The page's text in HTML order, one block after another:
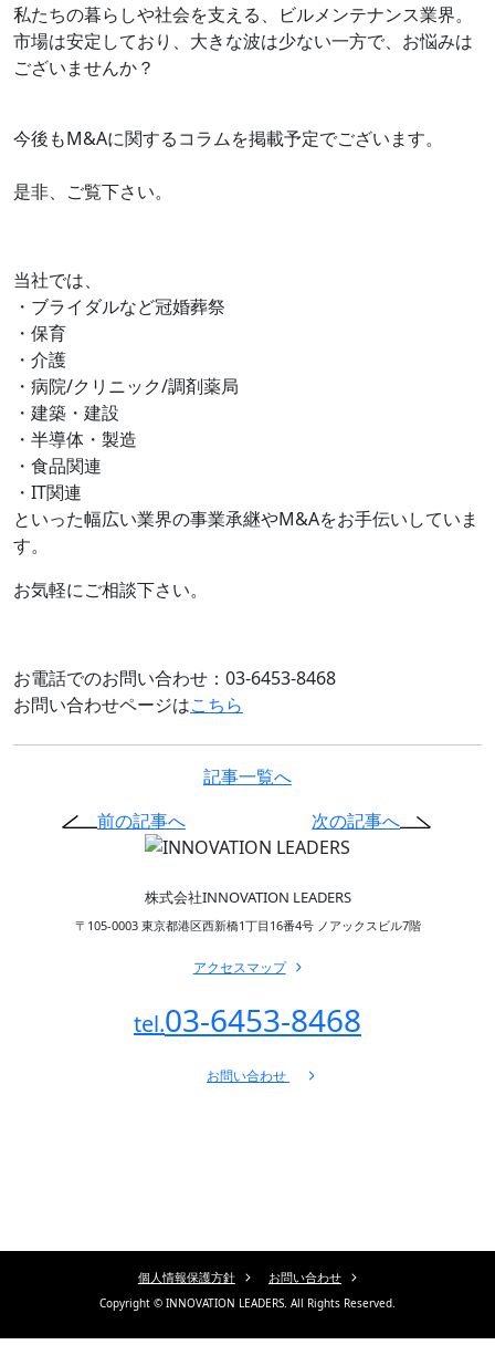
私たちの暮らしや社会を支える、ビルメンテナンス業界。
市場は安定しており、大きな波は少ない一方で、お悩みは
ございませんか？
今後もM&Aに関するコラムを掲載予定でございます。
是非、ご覧下さい。
当社では、
・ブライダルなど冠婚葬祭
・保育
・介護
・病院/クリニック/調剤薬局
・建築・建設
・半導体・製造
・食品関連
・IT関連
といった幅広い業界の事業承継やM&Aをお手伝いしていま
す。
お気軽にご相談下さい。
お電話でのお問い合わせ：03-6453-8468
お問い合わせページはこちら
記事一覧へ
前の記事へ
次の記事へ
株式会社INNOVATION LEADERS
〒105-0003 東京都港区西新橋1丁目16番4号 ノアックスビル7階
アクセスマップ
tel.03-6453-8468
お問い合わせ
個人情報保護方針 お問い合わせ
Copyright © INNOVATION LEADERS. All Rights Reserved.